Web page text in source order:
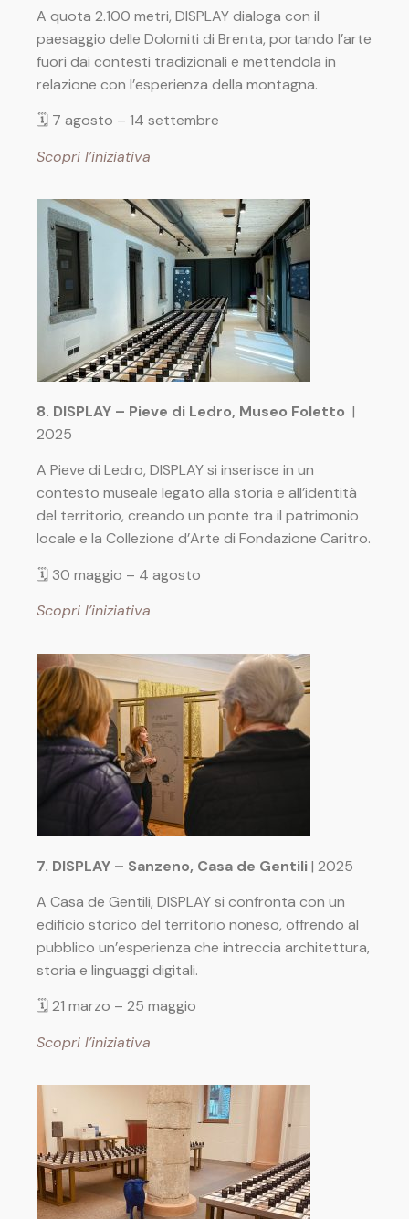
A quota 2.100 metri, DISPLAY dialoga con il
paesaggio delle Dolomiti di Brenta, portando l’arte
fuori dai contesti tradizionali e mettendola in
relazione con l’esperienza della montagna.
🗓 7 agosto – 14 settembre
Scopri l’iniziativa
8. DISPLAY – Pieve di Ledro, Museo Foletto |
2025
A Pieve di Ledro, DISPLAY si inserisce in un
contesto museale legato alla storia e all’identità
del territorio, creando un ponte tra il patrimonio
locale e la Collezione d’Arte di Fondazione Caritro.
🗓 30 maggio – 4 agosto
Scopri l’iniziativa
7. DISPLAY – Sanzeno, Casa de Gentili| 2025
A Casa de Gentili, DISPLAY si confronta con un
edificio storico del territorio noneso, offrendo al
pubblico un’esperienza che intreccia architettura,
storia e linguaggi digitali.
🗓 21 marzo – 25 maggio
Scopri l’iniziativa